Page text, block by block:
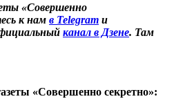
«Совершенно
к нам в Telegram и
канал в Дзене. Там
«Совершенно секретно»: